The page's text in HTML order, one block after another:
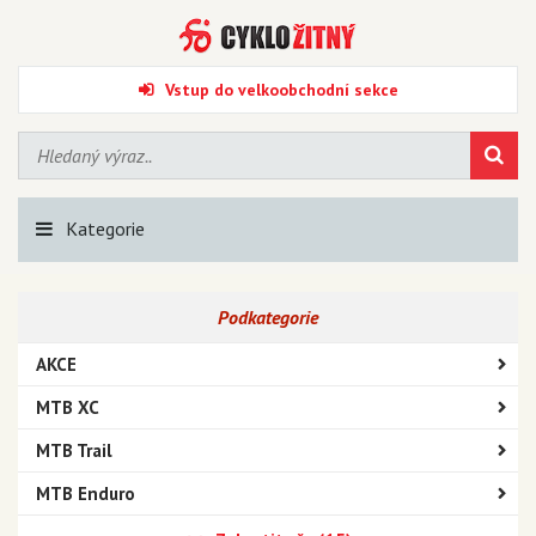
Vstup do velkoobchodní sekce
Kategorie
Podkategorie
AKCE
MTB XC
MTB Trail
MTB Enduro